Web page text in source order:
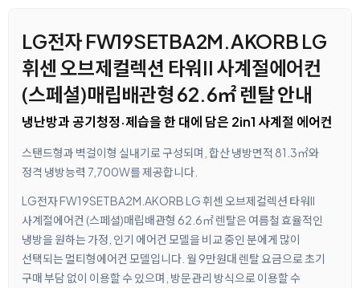
LG전자 FW19SETBA2M.AKORB LG
휘센 오브제컬렉션 타워II 사계절에어컨
(스페셜)매립배관형 62.6㎡ 렌탈 안내
냉난방과 공기청정·제습을 한 대에 담은 2in1 사계절 에어컨
스탠드형과 벽걸이형 실내기로 구성되며, 합산 냉방면적 81.3㎡와
정격 냉방능력 7,700W를 제공합니다.
LG전자 FW19SETBA2M.AKORB LG 휘센 오브제컬렉션 타워II
사계절에어컨 (스페셜)매립배관형 62.6㎡ 렌탈은 여름철 효율적인
냉방을 원하는 가정, 인기 에어컨 모델을 비교 중인 분에게 많이
선택되는 멀티형에어컨 모델입니다. 월 9만원대 렌탈 요금으로 초기
구매 부담 없이 이용할 수 있으며, 방문관리 방식으로 이용할 수